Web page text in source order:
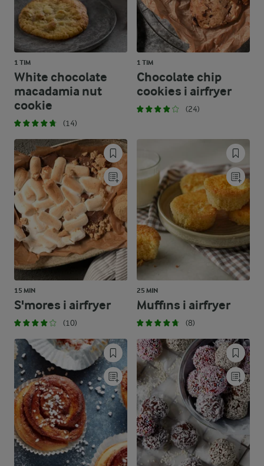
1 TIM
White chocolate
macadamia nut
cookie
(14)
1 TIM
Chocolate chip
cookies i airfryer
(24)
15 MIN
S'mores i airfryer
(10)
25 MIN
Muffins i airfryer
(8)